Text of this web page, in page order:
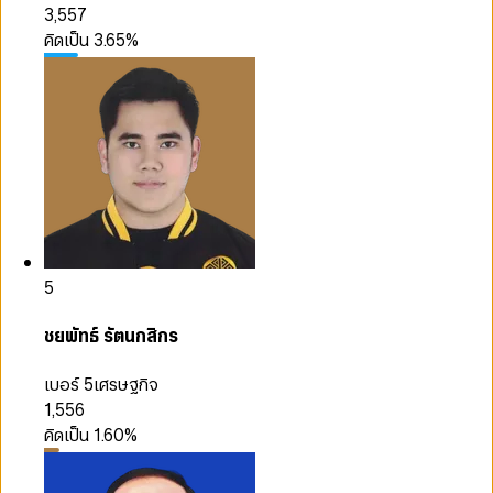
3,557
คิดเป็น 3.65%
5
ชยพัทธ์ รัตนกสิกร
เบอร์ 5เศรษฐกิจ
1,556
คิดเป็น 1.60%